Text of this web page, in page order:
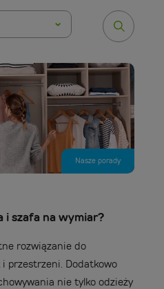
Nasze porady
i szafa na wymiar?
rozwiązanie do
przestrzeni. Dodatkowo
nie tylko odzieży